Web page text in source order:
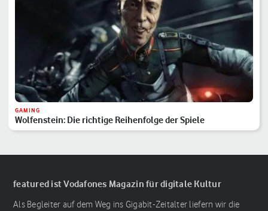
GAMING
Wolfenstein: Die richtige Reihenfolge der Spiele
featured ist Vodafones Magazin für digitale Kultur
Als Begleiter auf dem Weg ins Gigabit-Zeitalter liefern wir die